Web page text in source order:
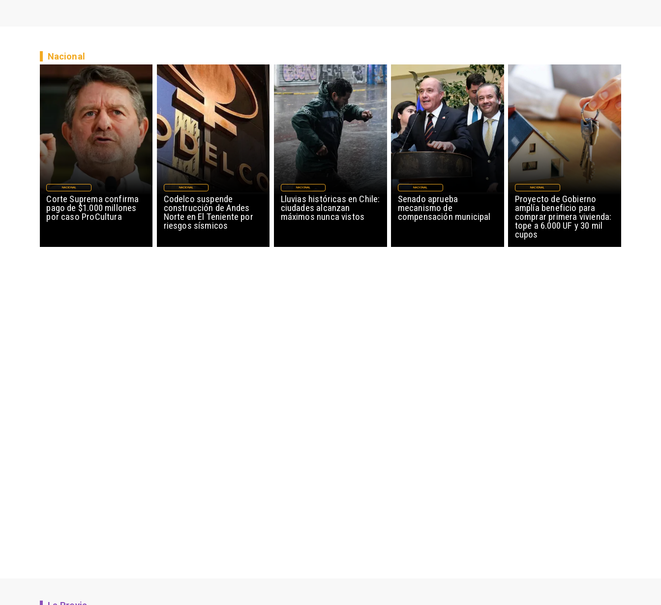
Corte Suprema confirma
pago de $1.000 millones
por caso ProCultura
NACIONAL
Codelco suspende
construcción de Andes
Norte en El Teniente por
riesgos sísmicos
NACIONAL
Lluvias históricas en Chile:
ciudades alcanzan
máximos nunca vistos
NACIONAL
Senado aprueba
mecanismo de
compensación municipal
NACIONAL
Proyecto de Gobierno
amplía beneficio para
comprar primera vivienda:
tope a 6.000 UF y 30 mil
cupos
NACIONAL
Nacional